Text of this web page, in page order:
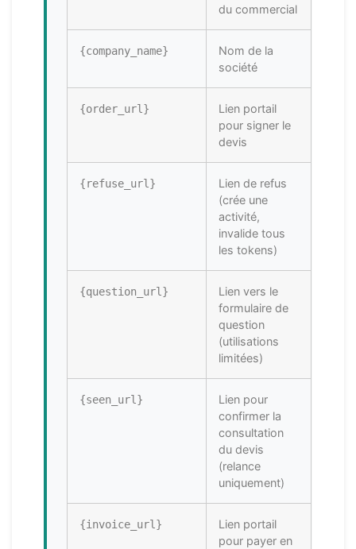
du commercial
{company_name}
Nom de la
société
{order_url}
Lien portail
pour signer le
devis
{refuse_url}
Lien de refus
(crée une
activité,
invalide tous
les tokens)
{question_url}
Lien vers le
formulaire de
question
(utilisations
limitées)
{seen_url}
Lien pour
confirmer la
consultation
du devis
(relance
uniquement)
{invoice_url}
Lien portail
pour payer en